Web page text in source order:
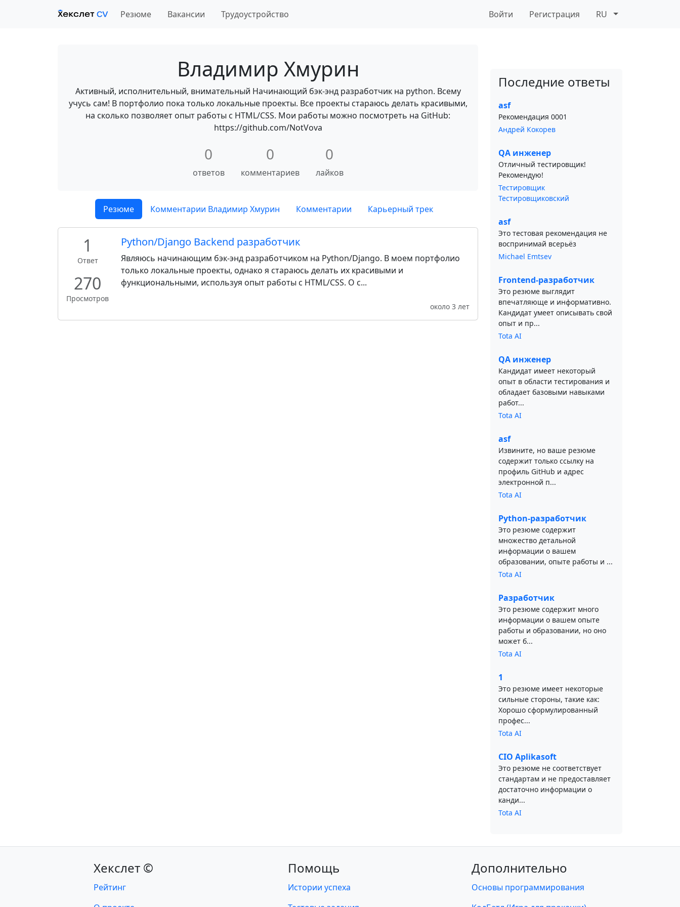
Резюме Вакансии Трудоустройство Войти Регистрация RU
Владимир Хмурин
Активный, исполнительный, внимательный Начинающий бэк-энд разработчик на python. Всему
учусь сам! В портфолио пока только локальные проекты. Все проекты стараюсь делать красивыми,
на сколько позволяет опыт работы с HTML/CSS. Мои работы можно посмотреть на GitHub:
https://github.com/NotVova
0
ответов
0
комментариев
0
лайков
Резюме Комментарии Владимир Хмурин Комментарии Карьерный трек
1
Ответ
270
Просмотров
Python/Django Backend разработчик
Являюсь начинающим бэк-энд разработчиком на Python/Django. В моем портфолио
только локальные проекты, однако я стараюсь делать их красивыми и
функциональными, используя опыт работы с HTML/CSS. О с...
около 3 лет
Последние ответы
asf
Рекомендация 0001
Андрей Кокорев
QA инженер
Отличный тестировщик!
Рекомендую!
Тестировщик
Тестировщиковский
asf
Это тестовая рекомендация не
воспринимай всерьёз
Michael Emtsev
Frontend-разработчик
Это резюме выглядит
впечатляюще и информативно.
Кандидат умеет описывать свой
опыт и пр...
Tota AI
QA инженер
Кандидат имеет некоторый
опыт в области тестирования и
обладает базовыми навыками
работ...
Tota AI
asf
Извините, но ваше резюме
содержит только ссылку на
профиль GitHub и адрес
электронной п...
Tota AI
Python-разработчик
Это резюме содержит
множество детальной
информации о вашем
образовании, опыте работы и ...
Tota AI
Разработчик
Это резюме содержит много
информации о вашем опыте
работы и образовании, но оно
может б...
Tota AI
1
Это резюме имеет некоторые
сильные стороны, такие как:
Хорошо сформулированный
профес...
Tota AI
CIO Aplikasoft
Это резюме не соответствует
стандартам и не предоставляет
достаточно информации о
канди...
Tota AI
Хекслет ©
Рейтинг
Помощь
Истории успеха
Дополнительно
Основы программирования